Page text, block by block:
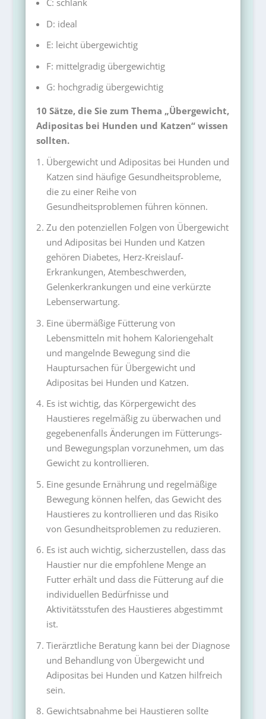
C: schlank
D: ideal
E: leicht übergewichtig
F: mittelgradig übergewichtig
G: hochgradig übergewichtig
10 Sätze, die Sie zum Thema „Übergewicht,
Adipositas bei Hunden und Katzen“ wissen
sollten.
Übergewicht und Adipositas bei Hunden und
Katzen sind häufige Gesundheitsprobleme,
die zu einer Reihe von
Gesundheitsproblemen führen können.
Zu den potenziellen Folgen von Übergewicht
und Adipositas bei Hunden und Katzen
gehören Diabetes, Herz-Kreislauf-
Erkrankungen, Atembeschwerden,
Gelenkerkrankungen und eine verkürzte
Lebenserwartung.
Eine übermäßige Fütterung von
Lebensmitteln mit hohem Kaloriengehalt
und mangelnde Bewegung sind die
Hauptursachen für Übergewicht und
Adipositas bei Hunden und Katzen.
Es ist wichtig, das Körpergewicht des
Haustieres regelmäßig zu überwachen und
gegebenenfalls Änderungen im Fütterungs-
und Bewegungsplan vorzunehmen, um das
Gewicht zu kontrollieren.
Eine gesunde Ernährung und regelmäßige
Bewegung können helfen, das Gewicht des
Haustieres zu kontrollieren und das Risiko
von Gesundheitsproblemen zu reduzieren.
Es ist auch wichtig, sicherzustellen, dass das
Haustier nur die empfohlene Menge an
Futter erhält und dass die Fütterung auf die
individuellen Bedürfnisse und
Aktivitätsstufen des Haustieres abgestimmt
ist.
Tierärztliche Beratung kann bei der Diagnose
und Behandlung von Übergewicht und
Adipositas bei Hunden und Katzen hilfreich
sein.
Gewichtsabnahme bei Haustieren sollte